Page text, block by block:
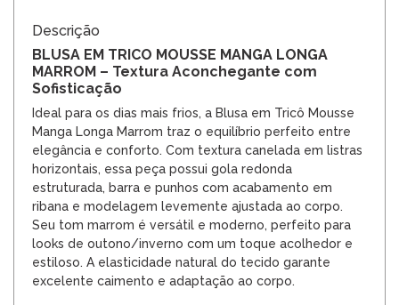
Descrição
BLUSA EM TRICO MOUSSE MANGA LONGA
MARROM – Textura Aconchegante com
Sofisticação
Ideal para os dias mais frios, a Blusa em Tricô Mousse
Manga Longa Marrom traz o equilíbrio perfeito entre
elegância e conforto. Com textura canelada em listras
horizontais, essa peça possui gola redonda
estruturada, barra e punhos com acabamento em
ribana e modelagem levemente ajustada ao corpo.
Seu tom marrom é versátil e moderno, perfeito para
looks de outono/inverno com um toque acolhedor e
estiloso. A elasticidade natural do tecido garante
excelente caimento e adaptação ao corpo.